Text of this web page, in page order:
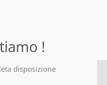
!
disposizione